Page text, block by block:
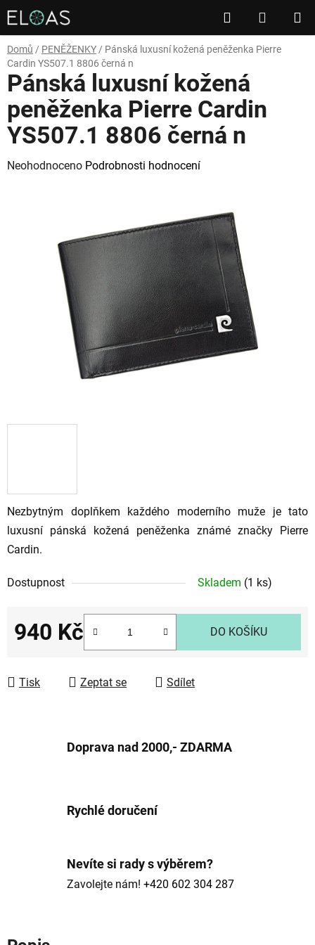
Přejít
na
obsah
Hledat
KOŠÍK
Domů / PENĚŽENKY / Pánská luxusní kožená peněženka Pierre
Cardin YS507.1 8806 černá n
Nezbytným doplňkem každého moderního muže je tato
luxusní pánská kožená peněženka známé značky Pierre
Cardin.
Dostupnost Skladem (1 ks)
940 Kč DO KOŠÍKU
Tisk Zeptat se Sdílet
Pánská luxusní kožená
peněženka Pierre Cardin
YS507.1 8806 černá n
Průměrné
Neohodnoceno Podrobnosti hodnocení
Doprava nad 2000,- ZDARMA
Rychlé doručení
Nevíte si rady s výběrem?
Zavolejte nám! +420 602 304 287